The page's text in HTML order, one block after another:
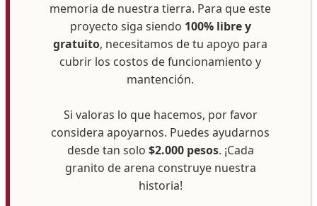
memoria de nuestra tierra. Para que este
proyecto siga siendo 100% libre y
gratuito, necesitamos de tu apoyo para
cubrir los costos de funcionamiento y
mantención.
Si valoras lo que hacemos, por favor
considera apoyarnos. Puedes ayudarnos
desde tan solo $2.000 pesos. ¡Cada
granito de arena construye nuestra
historia!